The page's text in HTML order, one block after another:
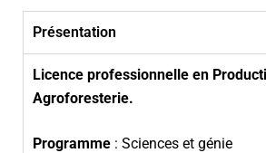
Présentation
Licence professionnelle en
Agroforesterie.
Programme : Sciences et génie